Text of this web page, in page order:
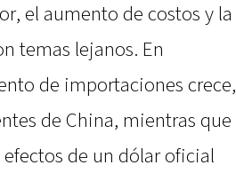
el aumento de costos y la
temas lejanos. En
de importaciones crece,
de China, mientras que
de un dólar oficial